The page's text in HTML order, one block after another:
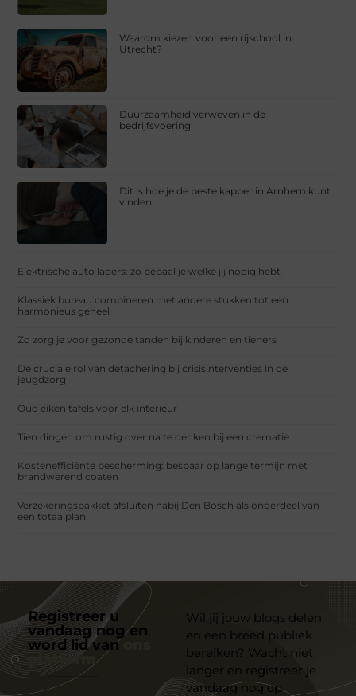
Waarom kiezen voor een rijschool in
Utrecht?
Duurzaamheid verweven in de
bedrijfsvoering
Dit is hoe je de beste kapper in Arnhem kunt
vinden
Elektrische auto laders: zo bepaal je welke jij nodig hebt
Klassiek bureau combineren met andere stukken tot een
harmonieus geheel
Zo zorg je voor gezonde tanden bij kinderen en tieners
De cruciale rol van detachering bij crisisinterventies in de
jeugdzorg
Oud eiken tafels voor elk interieur
Tien dingen om rustig over na te denken bij een crematie
Kostenefficiënte bescherming: bespaar op lange termijn met
brandwerend coaten
Verzekeringspakket afsluiten nabij Den Bosch als onderdeel van
een totaalplan
Registreer u
vandaag nog en
word lid van
platform
Wil jij jouw blogs delen
en een breed publiek
bereiken? Wacht niet
langer en registreer je
vandaag nog op